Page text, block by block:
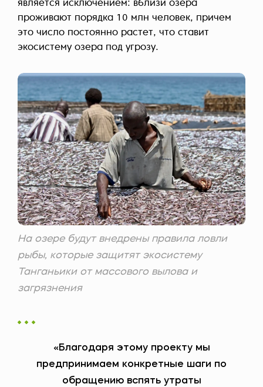
является исключением: вблизи озера
проживают порядка 10 млн человек, причем
это число постоянно растет, что ставит
экосистему озера под угрозу.
На озере будут внедрены правила ловли
рыбы, которые защитят экосистему
Танганьики от массового вылова и
загрязнения
«Благодаря этому проекту мы
предпринимаем конкретные шаги по
обращению вспять утраты